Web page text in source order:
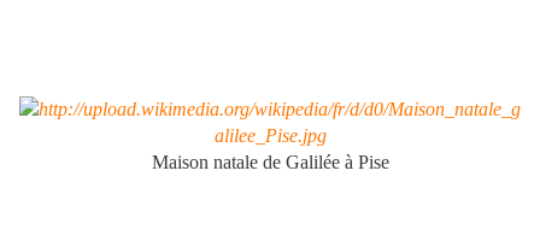
Maison natale de Galilée à Pise